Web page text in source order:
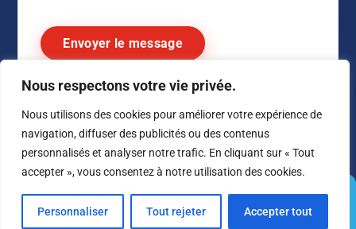
Nous respectons votre vie privée.
Nous utilisons des cookies pour améliorer votre expérience de
navigation, diffuser des publicités ou des contenus
personnalisés et analyser notre trafic. En cliquant sur « Tout
accepter », vous consentez à notre utilisation des cookies.
Personnaliser Tout rejeter Accepter tout
Alternative:
© 1980 –2026Maison MGA – Tous droits réservés –Conditions
Générales de ventes
Contact